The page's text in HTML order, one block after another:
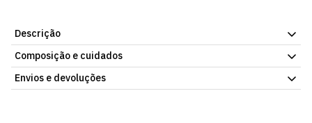
Descrição
Urso de Peluche c/ Camisola SCP Pequeno, com o emblema do
Sporting Clube de Portugal. Peça pensada para os mais novos.
Já disponível na Loja Verde Online.
Composição e cuidados
Envios e devoluções